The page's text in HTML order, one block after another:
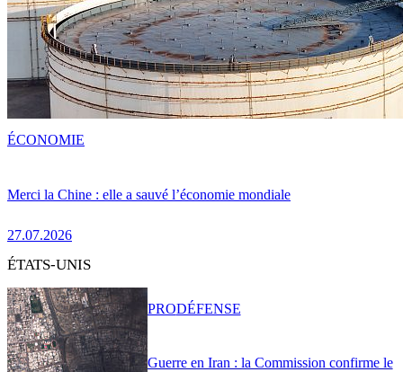
Merci la Chine : elle a sauvé l’économie mondiale
27.07.2026
ÉCONOMIE
ÉTATS-UNIS
Guerre en Iran : la Commission confirme le
PRODÉFENSE